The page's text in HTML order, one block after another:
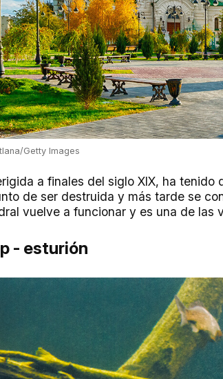
Getty Images
a finales del siglo XIX, ha
de ser destruida y más tarde se
vuelve a funcionar y es una de las
- esturión